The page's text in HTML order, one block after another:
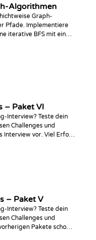
Algorithmen
Graph-
Pfade. Implementiere
iterative BFS mit einer
Graphen.
– Paket VI
Interview? Teste dein
Challenges und
Interview vor. Viel Erfolg
– Paket V
Interview? Teste dein
Challenges und
Pakete schon